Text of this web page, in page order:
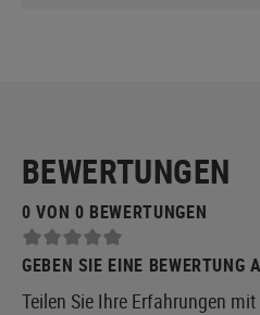
BEWERTUNGEN
0 VON 0 BEWERTUNGEN
GEBEN SIE EINE BEWERTUNG
Teilen Sie Ihre Erfahrungen mit